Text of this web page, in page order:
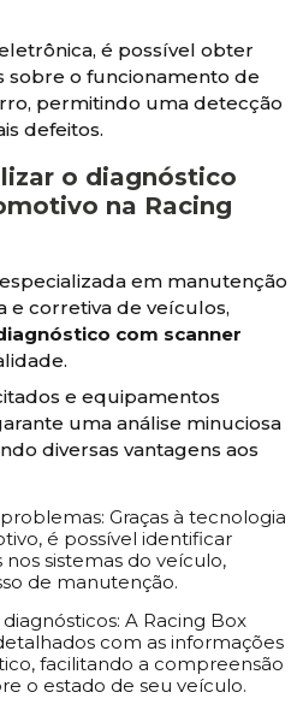
é possível obter
sobre o funcionamento de
permitindo uma detecção
defeitos.
o diagnóstico
na Racing
em manutenção
e corretiva de veículos,
com scanner
e equipamentos
uma análise minuciosa
diversas vantagens aos
é possível identificar
sistemas do veículo,
de manutenção.
com as informações
facilitando a compreensão
o estado de seu veículo.